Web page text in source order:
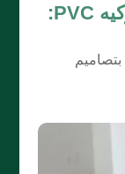
بتصاميم